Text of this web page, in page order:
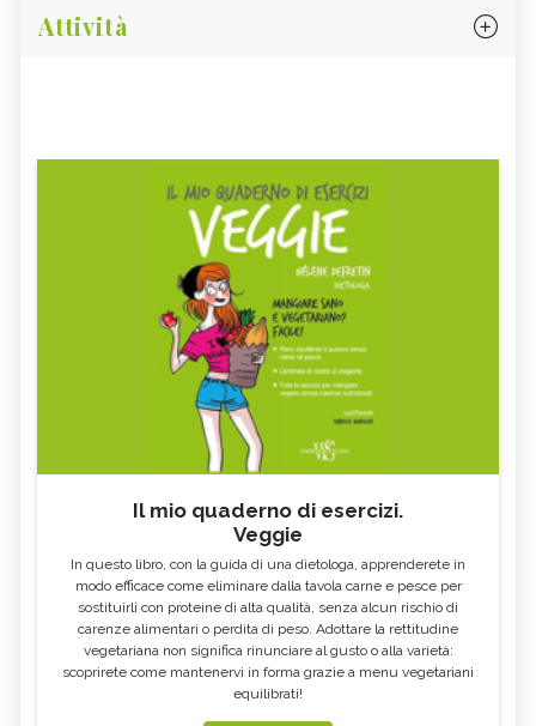
Attività
Il mio quaderno di esercizi.
Veggie
In questo libro, con la guida di una dietologa, apprenderete in
modo efficace come eliminare dalla tavola carne e pesce per
sostituirli con proteine di alta qualità, senza alcun rischio di
carenze alimentari o perdita di peso. Adottare la rettitudine
vegetariana non significa rinunciare al gusto o alla varietà:
scoprirete come mantenervi in forma grazie a menu vegetariani
equilibrati!